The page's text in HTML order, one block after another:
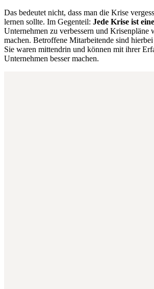
Das bedeutet nicht, dass man die Krise
lernen sollte. Im Gegenteil: Jede Krise ist
Unternehmen zu verbessern und Krisenpläne
machen. Betroffene Mitarbeitende sind
Sie waren mittendrin und können mit ihrer
Unternehmen besser machen.